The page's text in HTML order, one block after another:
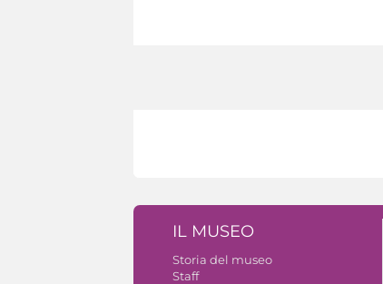
IL MUSEO
Storia del museo
Staff